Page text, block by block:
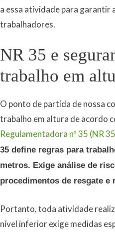
a essa atividade para garantir
trabalhadores.
NR 35 e
trabalho em
O ponto de partida de nossa
trabalho em altura de acordo
Regulamentadora nº 35 (NR
35 define regras para
metros. Exige análise de
procedimentos de resgate e
Portanto, toda atividade
nível inferior exige medidas